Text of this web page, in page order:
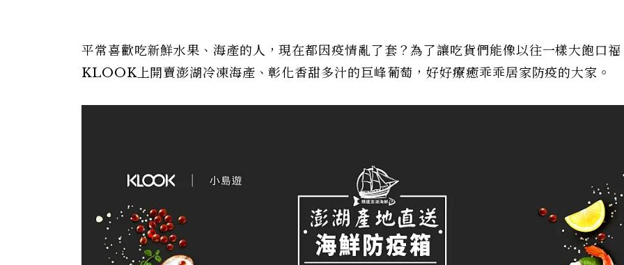
平常喜歡吃新鮮水果、海產的人，現在都因疫情亂了套？為了讓吃貨們能像以往一樣大飽口福
KLOOK上開賣澎湖冷凍海產、彰化香甜多汁的巨峰葡萄，好好療癒乖乖居家防疫的大家。